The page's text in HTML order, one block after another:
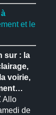
et le
sur : la
voirie,
Allo
de